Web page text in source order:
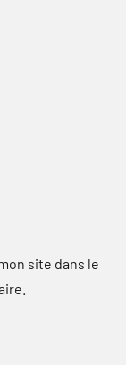
site dans le